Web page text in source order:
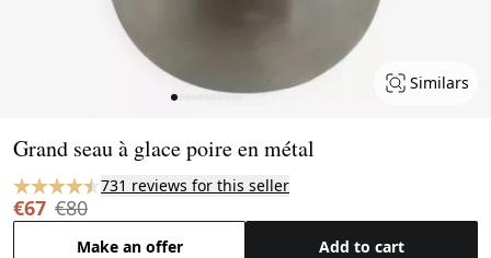
Similars
Grand seau à glace poire en métal
731 reviews for this seller
€67 €80
Make an offer Add to cart